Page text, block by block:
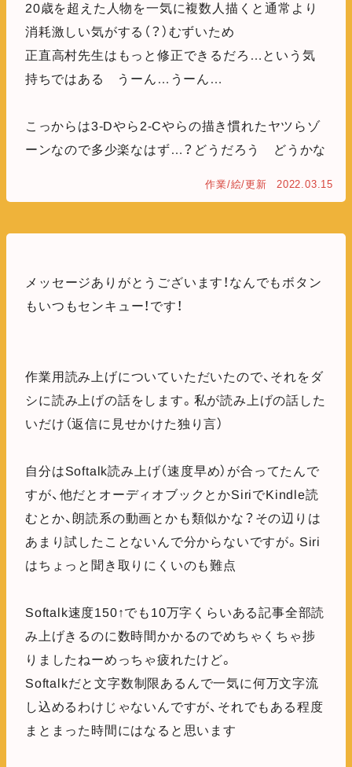
20歳を超えた人物を一気に複数人描くと通常より
消耗激しい気がする（？）むずいため
正直高村先生はもっと修正できるだろ…という気
持ちではある うーん…うーん…
こっからは3-Dやら2-Cやらの描き慣れたヤツらゾ
ーンなので多少楽なはず…？どうだろう どうかな
作業/絵/更新 2022.03.15
メッセージありがとうございます！なんでもボタン
もいつもセンキュー！です！
作業用読み上げについていただいたので、それをダ
シに読み上げの話をします。私が読み上げの話した
いだけ（返信に見せかけた独り言）
自分はSoftalk読み上げ（速度早め）が合ってたんで
すが、他だとオーディオブックとかSiriでKindle読
むとか、朗読系の動画とかも類似かな？その辺りは
あまり試したことないんで分からないですが。Siri
はちょっと聞き取りにくいのも難点
Softalk速度150↑でも10万字くらいある記事全部読
み上げきるのに数時間かかるのでめちゃくちゃ捗
りましたねーめっちゃ疲れたけど。
Softalkだと文字数制限あるんで一気に何万文字流
し込めるわけじゃないんですが、それでもある程度
まとまった時間にはなると思います